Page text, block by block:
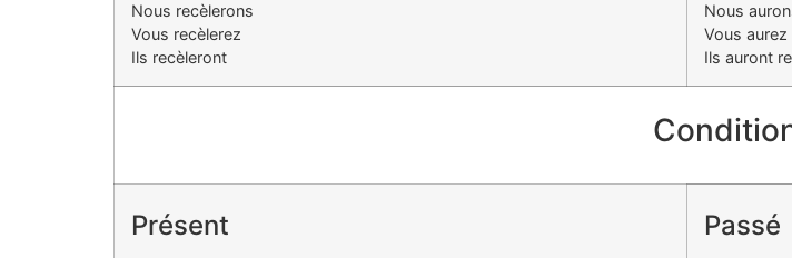
Nous recèlerons
Vous recèlerez
Ils recèleront
Nous
Vous aurez
Ils auront
Présent Passé